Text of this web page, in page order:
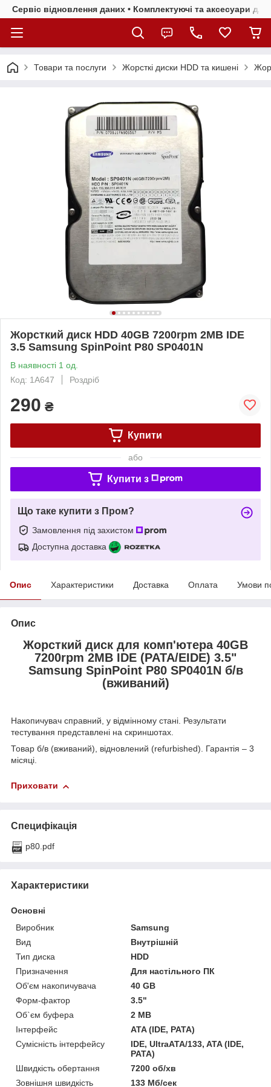
Сервіс відновлення даних • Комплектуючі та аксесуари
Товари та послуги Жорсткі диски HDD та кишені
Жорсткий диск HDD 40GB 7200rpm 2MB IDE
3.5 Samsung SpinPoint P80 SP0401N
В наявності 1 од.
Код: 1A647
Роздріб
290 ₴
Купити
або
Купити з
Що таке купити з Пром?
Замовлення під захистом
Доступна доставка
Опис Характеристики Доставка Оплата Умови
Опис
Жорсткий диск для комп'ютера 40GB
7200rpm 2MB IDE (PATA/EIDE) 3.5"
Samsung SpinPoint P80 SP0401N б/в
(вживаний)
Накопичувач справний, у відмінному стані. Результати
тестування представлені на скриншотах.
Товар б/в (вживаний), відновлений (refurbished). Гарантія – 3
місяці.
Приховати
Специфікація
p80.pdf
Характеристики
Основні
Виробник
Samsung
Вид
Внутрішній
Тип диска
HDD
Призначення
Для настільного ПК
Об'єм накопичувача
40 GB
Форм-фактор
3.5"
Об`єм буфера
2 MB
Інтерфейс
ATA (IDE, PATA)
Сумісність інтерфейсу
IDE, UltraATA/133, ATA (IDE,
PATA)
Швидкість обертання
7200 об/хв
Зовнішня швидкість
133 Мб/сек